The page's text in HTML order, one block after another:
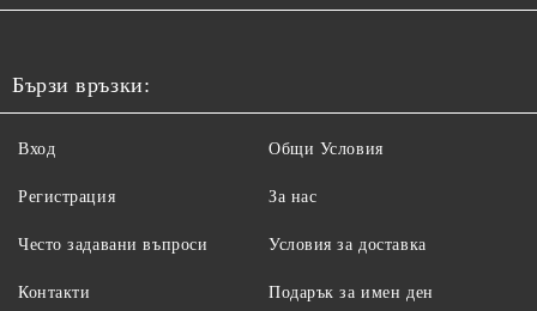
Бързи връзки:
Вход
Регистрация
Често задавани въпроси
Контакти
Общи Условия
За нас
Условия за доставка
Подарък за имен ден